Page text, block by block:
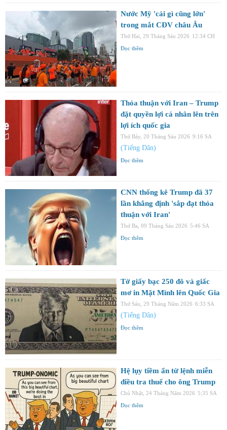
Nước Mỹ 'cái gì cũng lớn'
trong mắt CĐV châu Âu
Thứ Hai, 29 Tháng Sáu 2026 12:34 CH
Đọc thêm
Thỏa thuận với Iran – Trump
đặt quyền lợi cá nhân lên trên
lợi ích quốc gia
Thứ Bảy, 20 Tháng Sáu 2026 9:16 SA
(Tiếng Dân)
Đọc thêm
CNN thống kê Trump đã 37
lần khẳng định 'sắp đạt thỏa
thuận với Iran'
Thứ Ba, 09 Tháng Sáu 2026 5:46 SA
Đọc thêm
Tờ giấy bạc 250 đô và giấc
mơ in Mặt Mình lên Quốc Gia
Thứ Sáu, 29 Tháng Năm 2026 6:33 SA
(Tiếng Dân)
Đọc thêm
Hệ lụy tiềm ẩn từ lệnh miễn
điều tra thuế cho ông Trump
Chủ Nhật, 24 Tháng Năm 2026 5:35 SA
Đọc thêm